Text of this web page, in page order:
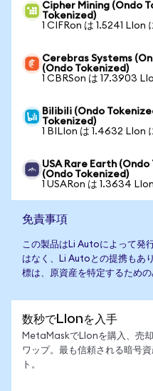
Cipher Mining (Ondo
Tokenized)
1 CIFRon は 1.5241 LIon
Cerebras Systems
(Ondo Tokenized)
1 CBRSon は 17.3903
Bilibili (Ondo
Tokenized)
1 BILIon は 1.4632 LIon
USA Rare Earth
(Ondo Tokenized)
1 USARon は 1.3634
免責事項
この製品はLi Autoによって発
はなく、Li Autoとの提携もあ
標は、原資産を特定するための
数秒でLIonを入手
MetaMaskでLIonを購入、売
ワップ。最も信頼される暗号資
ト。